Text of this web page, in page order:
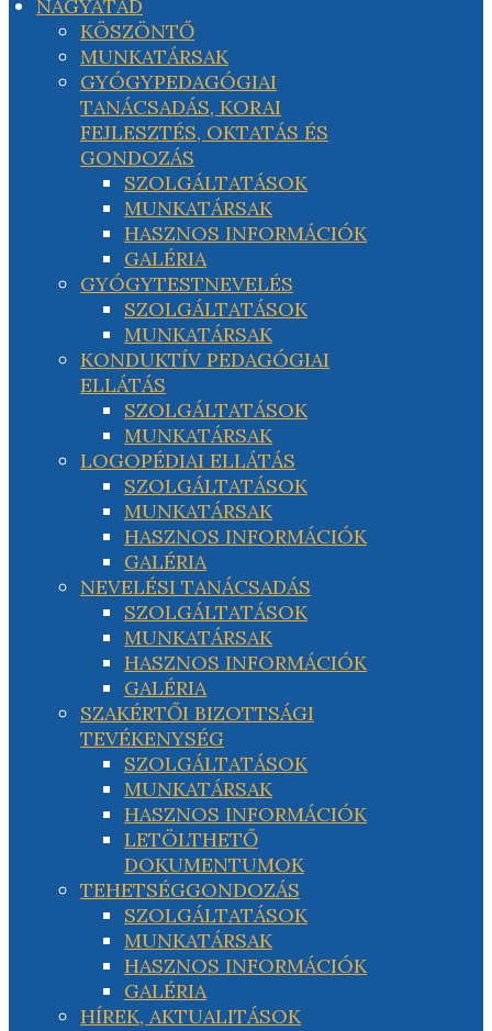
NAGYATÁD
KÖSZÖNTŐ
MUNKATÁRSAK
GYÓGYPEDAGÓGIAI
TANÁCSADÁS, KORAI
FEJLESZTÉS, OKTATÁS ÉS
GONDOZÁS
SZOLGÁLTATÁSOK
MUNKATÁRSAK
HASZNOS INFORMÁCIÓK
GALÉRIA
GYÓGYTESTNEVELÉS
SZOLGÁLTATÁSOK
MUNKATÁRSAK
KONDUKTÍV PEDAGÓGIAI
ELLÁTÁS
SZOLGÁLTATÁSOK
MUNKATÁRSAK
LOGOPÉDIAI ELLÁTÁS
SZOLGÁLTATÁSOK
MUNKATÁRSAK
HASZNOS INFORMÁCIÓK
GALÉRIA
NEVELÉSI TANÁCSADÁS
SZOLGÁLTATÁSOK
MUNKATÁRSAK
HASZNOS INFORMÁCIÓK
GALÉRIA
SZAKÉRTŐI BIZOTTSÁGI
TEVÉKENYSÉG
SZOLGÁLTATÁSOK
MUNKATÁRSAK
HASZNOS INFORMÁCIÓK
LETÖLTHETŐ
DOKUMENTUMOK
TEHETSÉGGONDOZÁS
SZOLGÁLTATÁSOK
MUNKATÁRSAK
HASZNOS INFORMÁCIÓK
GALÉRIA
HÍREK, AKTUALITÁSOK